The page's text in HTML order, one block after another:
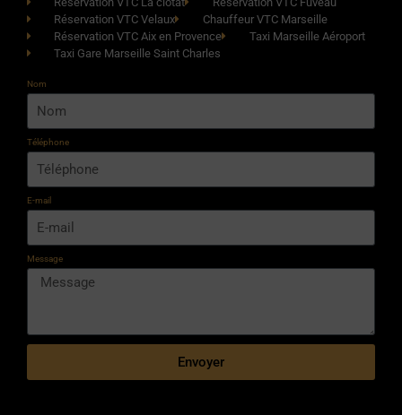
Réservation VTC Velaux
Chauffeur VTC Marseille
Réservation VTC Aix en Provence
Taxi Marseille Aéroport
Taxi Gare Marseille Saint Charles
Nom
Téléphone
E-mail
Message
Envoyer